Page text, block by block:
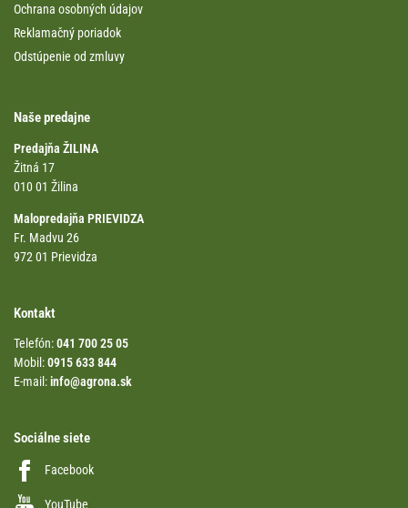
Ochrana osobných údajov
Reklamačný poriadok
Odstúpenie od zmluvy
Naše predajne
Predajňa ŽILINA
Žitná 17
010 01 Žilina
Malopredajňa PRIEVIDZA
Fr. Madvu 26
972 01 Prievidza
Kontakt
Telefón:041 700 25 05
Mobil:0915 633 844
E-mail:info@agrona.sk
Sociálne siete
Facebook
YouTube